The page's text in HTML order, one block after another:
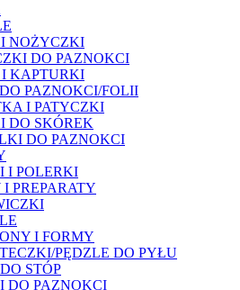
NOŻYCZKI
DO PAZNOKCI
I KAPTURKI
PAZNOKCI/FOLII
I PATYCZKI
DO SKÓREK
DO PAZNOKCI
I POLERKI
PREPARATY
I FORMY
PĘDZLE DO PYŁU
STÓP
DO PAZNOKCI